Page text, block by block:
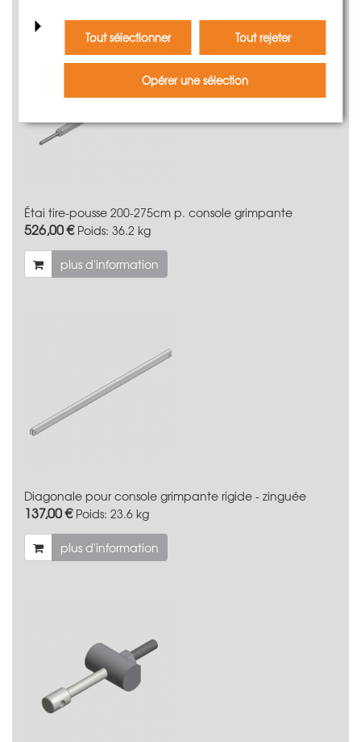
Étai tire-pousse 200-275cm p. console grimpante
526,00 € Poids: 36.2 kg
plus d'information
Diagonale pour console grimpante rigide - zinguée
137,00 € Poids: 23.6 kg
plus d'information
Tout sélectionner Tout rejeter
Opérer une sélection